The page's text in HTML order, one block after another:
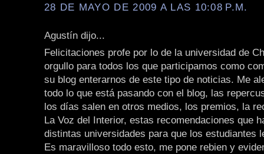
28 DE MAYO DE 2009 A LAS 10:08 P.M.
Agustín dijo...
Felicitaciones profe por lo de la universidad de
orgullo para todos los que participamos como
su blog enterarnos de este tipo de noticias. Me
todo lo que está pasando con el blog, las
los días salen en otros medios, los premios, la
La Voz del Interior, estas recomendaciones que
distintas universidades para que los estudiantes
Es maravilloso todo esto, me pone rebien y